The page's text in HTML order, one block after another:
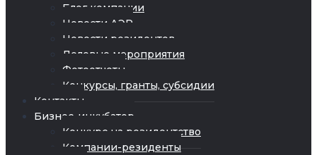
Блог компании
Новости АЭР
Новости резидентов
Деловые мероприятия
Фотоотчеты
Конкурсы, гранты, субсидии
Контакты
Бизнес-инкубатор
Конкурс на резидентство
Компании-резиденты